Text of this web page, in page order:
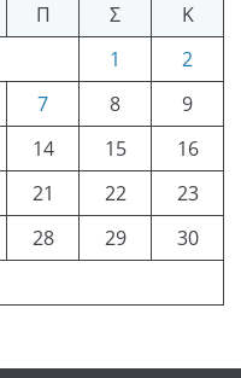
Π Σ
Κ
1
2
7 8
9
14 15
16
21 22
23
28 29
30